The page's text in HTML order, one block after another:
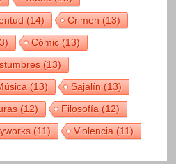
(14) Crimen(13)
Cómic(13)
(13)
(13) Sajalín(13)
(12) Filosofía(12)
(11) Violencia(11)